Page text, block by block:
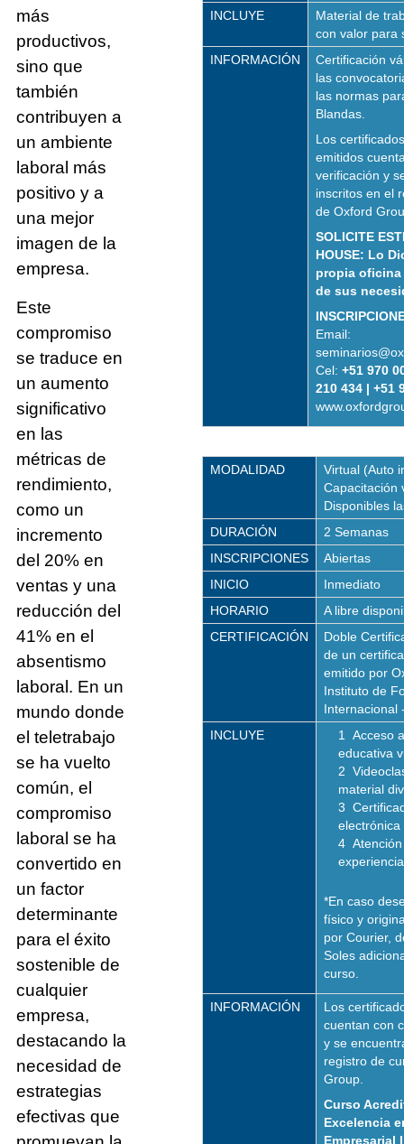
más
productivos,
sino que
también
contribuyen a
un ambiente
laboral más
positivo y a
una mejor
imagen de la
empresa.
Este
compromiso
se traduce en
un aumento
significativo
en las
métricas de
rendimiento,
como un
incremento
del 20% en
ventas y una
reducción del
41% en el
absentismo
laboral. En un
mundo donde
el teletrabajo
se ha vuelto
común, el
compromiso
laboral se ha
convertido en
un factor
determinante
para el éxito
sostenible de
cualquier
empresa,
destacando la
necesidad de
estrategias
efectivas que
INCLUYE
Material de
con valor para
INFORMACIÓN
Certificación
las
las normas
Blandas.
Los
emitidos
verificación y
inscritos en el
de Oxford
SOLICITE
HOUSE: Lo
propia oficina
de sus
Email:
Cel: +51 970
210 434 | +51
MODALIDAD
Virtual (Auto
Capacitación
Disponibles
DURACIÓN
2 Semanas
INSCRIPCIONES
Abiertas
INICIO
Inmediato
HORARIO
A libre
CERTIFICACIÓN
Doble
de un
emitido por
Instituto de
Internacional
INCLUYE
Acceso
educativa
material
*En caso
físico y
por Courier,
Soles
curso.
INFORMACIÓN
Los
cuentan con
y se
registro de
Group.
Curso
Excelencia
Empresarial